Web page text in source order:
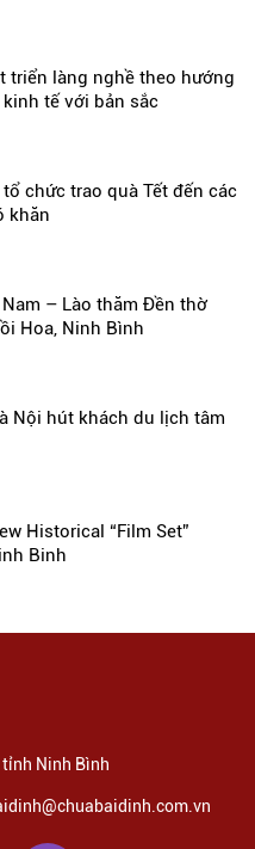
triển làng nghề theo hướng
tế với bản sắc
chức trao quà Tết đến các
khăn
– Lào thăm Đền thờ
Hoa, Ninh Bình
Nội hút khách du lịch tâm
Historical “Film Set”
Binh
Ninh Bình